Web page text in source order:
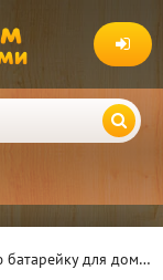
которая будет работать более 10 лет